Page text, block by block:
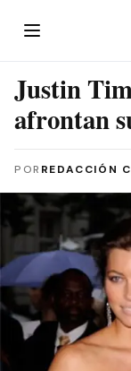
Justin
afrontan
POR REDACCIÓN